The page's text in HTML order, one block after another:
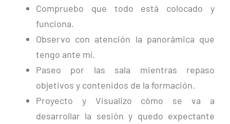
Compruebo que todo está colocado y
funciona.
Observo con atención la panorámica que
tengo ante mí.
Paseo por las sala mientras repaso
objetivos y contenidos de la formación.
Proyecto y Visualizo cómo se va a
desarrollar la sesión y quedo expectante